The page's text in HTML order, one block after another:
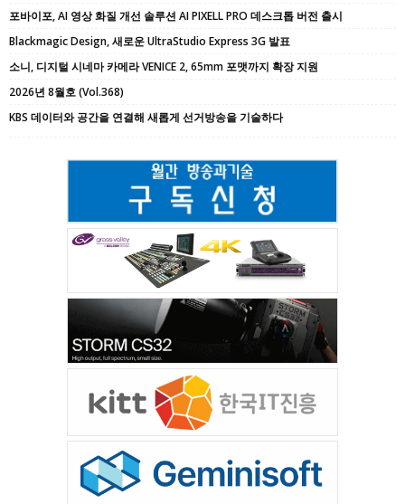
포바이포, AI 영상 화질 개선 솔루션 AI PIXELL PRO 데스크톱 버전 출시
Blackmagic Design, 새로운 UltraStudio Express 3G 발표
소니, 디지털 시네마 카메라 VENICE 2, 65mm 포맷까지 확장 지원
2026년 8월호 (Vol.368)
KBS 데이터와 공간을 연결해 새롭게 선거방송을 기술하다